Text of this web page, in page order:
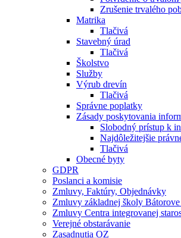
Zrušenie trvalého
Matrika
Tlačivá
Stavebný úrad
Tlačivá
Školstvo
Služby
Výrub drevín
Tlačivá
Správne poplatky
Zásady poskytovania
Slobodný prístup k
Najdôležitejšie
Tlačivá
Obecné byty
GDPR
Poslanci a komisie
Zmluvy, Faktúry, Objednávky
Zmluvy základnej školy
Zmluvy Centra integrovanej
Verejné obstarávanie
Zasadnutia OZ